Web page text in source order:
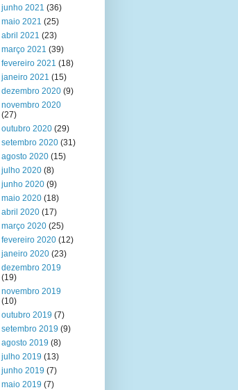
junho 2021 (36)
maio 2021 (25)
abril 2021 (23)
março 2021 (39)
fevereiro 2021 (18)
janeiro 2021 (15)
dezembro 2020 (9)
novembro 2020
(27)
outubro 2020 (29)
setembro 2020 (31)
agosto 2020 (15)
julho 2020 (8)
junho 2020 (9)
maio 2020 (18)
abril 2020 (17)
março 2020 (25)
fevereiro 2020 (12)
janeiro 2020 (23)
dezembro 2019
(19)
novembro 2019
(10)
outubro 2019 (7)
setembro 2019 (9)
agosto 2019 (8)
julho 2019 (13)
junho 2019 (7)
maio 2019 (7)